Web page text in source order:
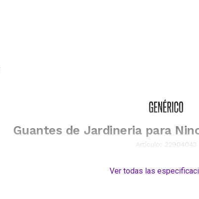
Guantes de Jardineria para
Artículo: 22904043
Ver todas las